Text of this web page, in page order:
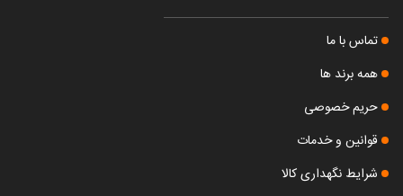
تماس با ما
همه برند ها
حریم خصوصی
قوانین و خدمات
شرایط نگهداری کالا